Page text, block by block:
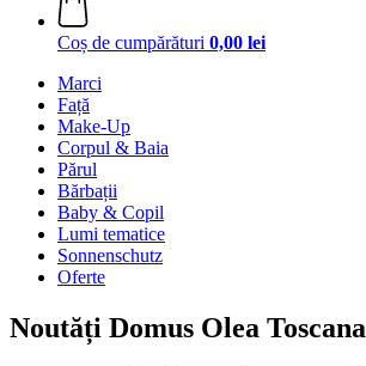
Coș de cumpărături 0,00 lei
Marci
Față
Make-Up
Corpul & Baia
Părul
Bărbații
Baby & Copil
Lumi tematice
Sonnenschutz
Oferte
Noutăți Domus Olea Toscana